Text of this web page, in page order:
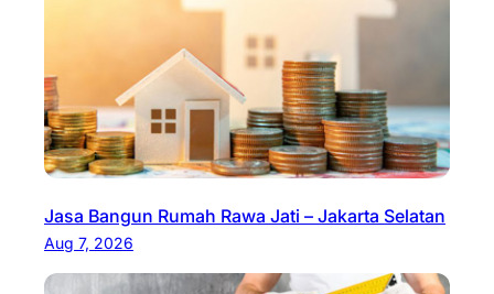
Jasa Bangun Rumah Rawa Jati – Jakarta Selatan
Aug 7, 2026